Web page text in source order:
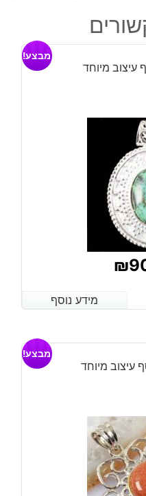
עיצוב מיוחד
מבצע!
₪
מידע נוסף
מידע נוסף
עיצוב מיוחד
מבצע!